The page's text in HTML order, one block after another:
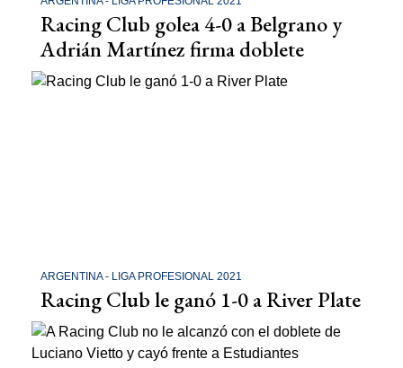
Racing Club golea 4-0 a Belgrano y
Adrián Martínez firma doblete
ARGENTINA - LIGA PROFESIONAL 2021
Racing Club le ganó 1-0 a River Plate